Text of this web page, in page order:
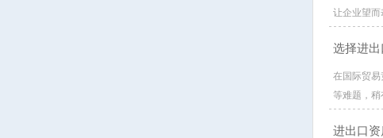
让企业望而
选择进
在国际贸
等难题，
进出口